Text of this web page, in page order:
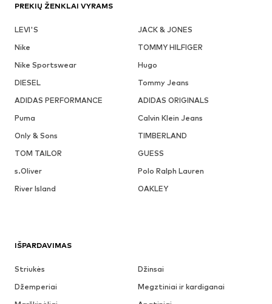
PREKIŲ ŽENKLAI VYRAMS
LEVI'S
JACK & JONES
Nike
TOMMY HILFIGER
Nike Sportswear
Hugo
DIESEL
Tommy Jeans
ADIDAS PERFORMANCE
ADIDAS ORIGINALS
Puma
Calvin Klein Jeans
Only & Sons
TIMBERLAND
TOM TAILOR
GUESS
s.Oliver
Polo Ralph Lauren
River Island
OAKLEY
IŠPARDAVIMAS
Striukės
Džinsai
Džemperiai
Megztiniai ir kardiganai